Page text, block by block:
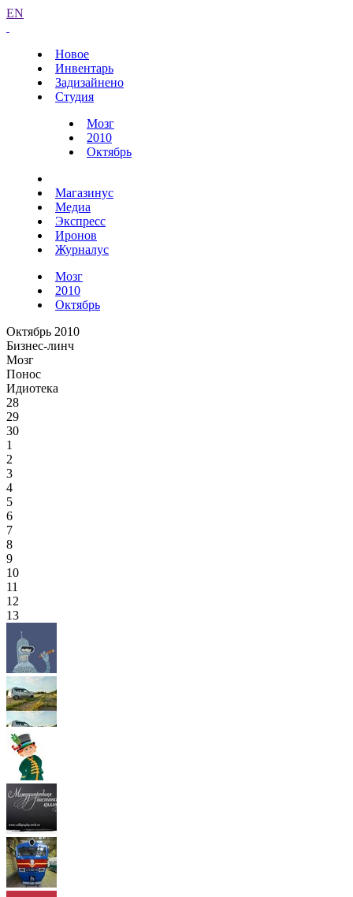
EN
Новое
Инвентарь
Задизайнено
Студия
Мозг
2010
Октябрь
Магазинус
Медиа
Экспресс
Иронов
Журналус
Мозг
2010
Октябрь
Октябрь 2010
Бизнес-линч
Мозг
Понос
Идиотека
28
29
30
1
2
3
4
5
6
7
8
9
10
11
12
13